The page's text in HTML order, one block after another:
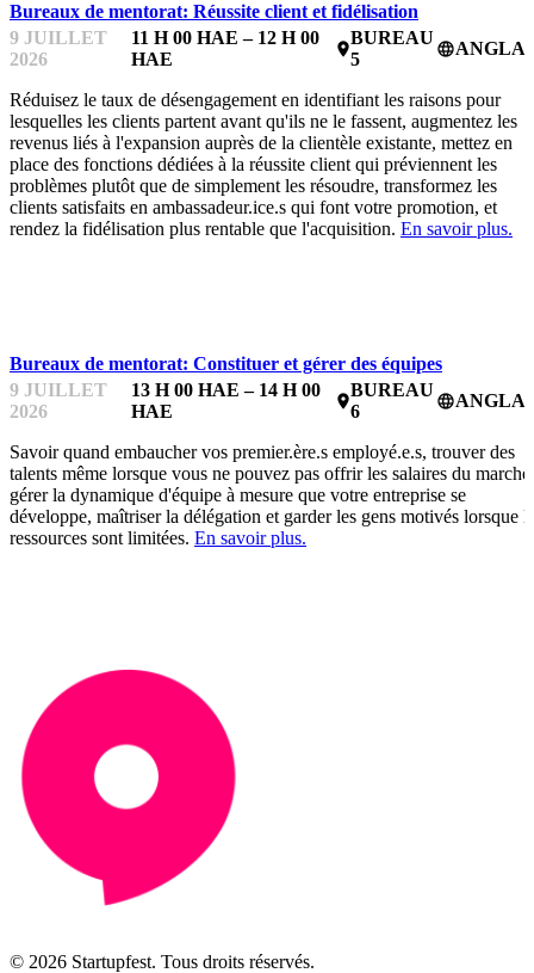
Bureaux de mentorat: Réussite client et fidélisation
9 JUILLET
2026
11 H 00 HAE – 12 H 00
HAE
place
BUREAU
5
language
Réduisez le taux de désengagement en identifiant les raisons pour
lesquelles les clients partent avant qu'ils ne le fassent, augmentez les
revenus liés à l'expansion auprès de la clientèle existante, mettez en
place des fonctions dédiées à la réussite client qui préviennent les
problèmes plutôt que de simplement les résoudre, transformez les
clients satisfaits en ambassadeur.ice.s qui font votre promotion, et
rendez la fidélisation plus rentable que l'acquisition. En savoir plus.
Bureaux de mentorat: Constituer et gérer des équipes
9 JUILLET
2026
13 H 00 HAE – 14 H 00
HAE
place
BUREAU
6
language
Savoir quand embaucher vos premier.ère.s employé.e.s, trouver des
talents même lorsque vous ne pouvez pas offrir les salaires du marché,
gérer la dynamique d'équipe à mesure que votre entreprise se
développe, maîtriser la délégation et garder les gens motivés lorsque
ressources sont limitées. En savoir plus.
© 2026 Startupfest. Tous droits réservés.